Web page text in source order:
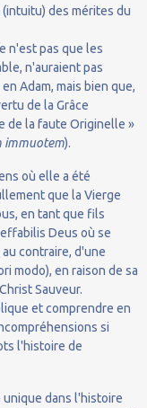
des mérites du
n'est pas que les
n'auraient pas
Adam, mais bien que,
de la Grâce
de la faute Originelle »
immuotem).
où elle a été
que la Vierge
en tant que fils
Deus où se
contraire, d'une
modo), en raison de sa
Sauveur.
et comprendre en
si
l'histoire de
unique dans l'histoire